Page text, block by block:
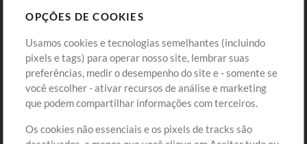
Comprar Créditos
Conteúdo Grátis
Solicite uma Música
Extras
Entre
Cadastre-se
Ir ao carrinho
OPÇÕES DE COOKIES
Usamos cookies e tecnologias semelhantes (incluindo
pixels e tags) para operar nosso site, lembrar suas
preferências, medir o desempenho do site e - somente se
você escolher - ativar recursos de análise e marketing
que podem compartilhar informações com terceiros.
Os cookies não essenciais e os pixels de tracks são